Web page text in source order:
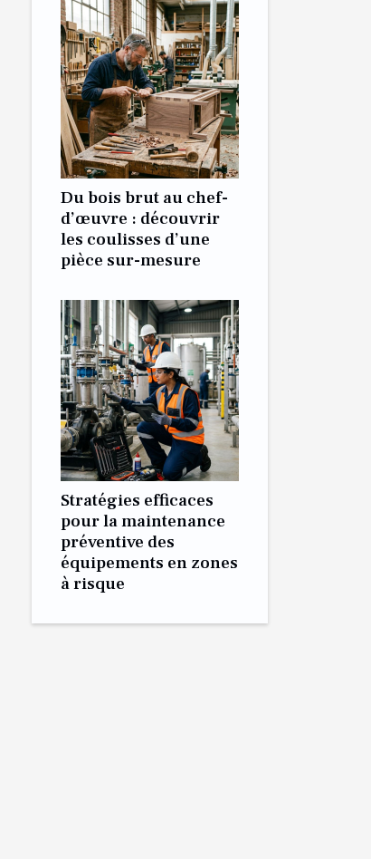
Du bois brut au chef-
d’œuvre : découvrir
les coulisses d’une
pièce sur-mesure
Stratégies efficaces
pour la maintenance
préventive des
équipements en zones
à risque